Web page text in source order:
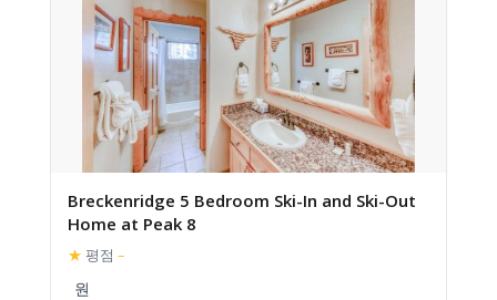
Breckenridge 5 Bedroom Ski-In and Ski-Out
Home at Peak 8
★ 평점 –